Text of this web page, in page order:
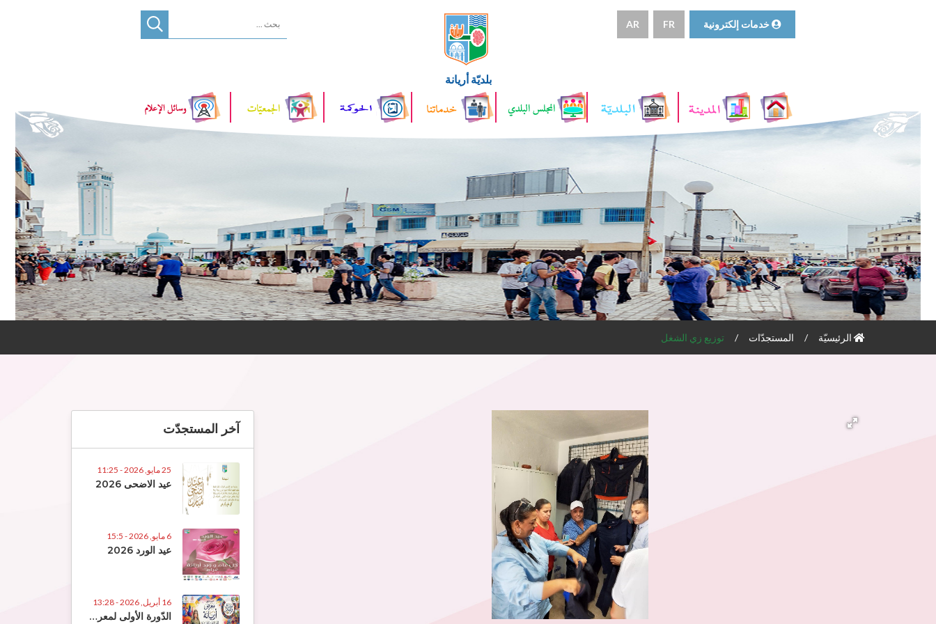
بلديّة أريانة
خدمات إلكترونية FR
AR
الرئيسيّة المستجدّات توزيع زي الشغل
آخر المستجدّت
25 مايو, 2026 - 11:25
عيد الاضحى 2026
6 مايو, 2026 - 15:5
عيد الورد 2026
16 أبريل, 2026 - 13:28
الدّورة الأولى لمعرض الصّناعات التّقلييديّة